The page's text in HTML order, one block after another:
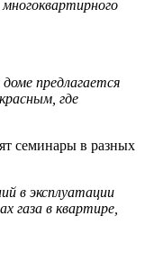
предлагается
где
семинары в разных
в эксплуатации
газа в квартире,